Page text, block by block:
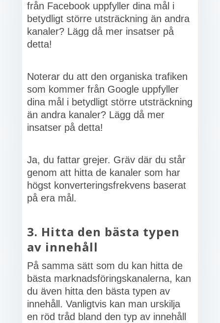
från Facebook uppfyller dina mål i
betydligt större utsträckning än andra
kanaler? Lägg då mer insatser på
detta!
Noterar du att den organiska trafiken
som kommer från Google uppfyller
dina mål i betydligt större utsträckning
än andra kanaler? Lägg då mer
insatser på detta!
Ja, du fattar grejer. Gräv där du står
genom att hitta de kanaler som har
högst konverteringsfrekvens baserat
på era mål.
3. Hitta den bästa typen
av innehåll
På samma sätt som du kan hitta de
bästa marknadsföringskanalerna, kan
du även hitta den bästa typen av
innehåll. Vanligtvis kan man urskilja
en röd tråd bland den typ av innehåll